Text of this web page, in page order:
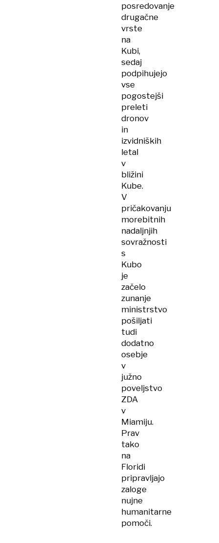
posredovanje
drugačne
vrste
na
Kubi,
sedaj
podpihujejo
vse
pogostejši
preleti
dronov
in
izvidniških
letal
v
bližini
Kube.
V
pričakovanju
morebitnih
nadaljnjih
sovražnosti
s
Kubo
je
začelo
zunanje
ministrstvo
pošiljati
tudi
dodatno
osebje
v
južno
poveljstvo
ZDA
v
Miamiju.
Prav
tako
na
Floridi
pripravljajo
zaloge
nujne
humanitarne
pomoči.